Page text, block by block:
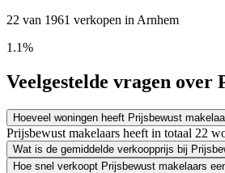
22 van 1961 verkopen in Arnhem
1.1%
Veelgestelde vragen over
Hoeveel woningen heeft Prijsbewust
Prijsbewust makelaars heeft in totaal 22
Wat is de gemiddelde verkoopprijs bij
Hoe snel verkoopt Prijsbewust makelaars